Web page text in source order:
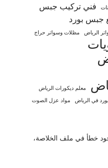
فني تركيب جبس
جبس بورد
الرياض مظلات وسواتر حراج
معلم ديكورات الرياض
في الرياض مواد عزل الصوت
خطأ في ملف الخلاصة،